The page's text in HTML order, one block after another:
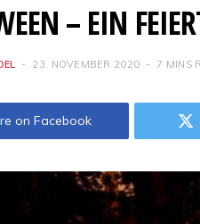
– EIN
23. NOVEMBER 2020 7 MINS
on Facebook